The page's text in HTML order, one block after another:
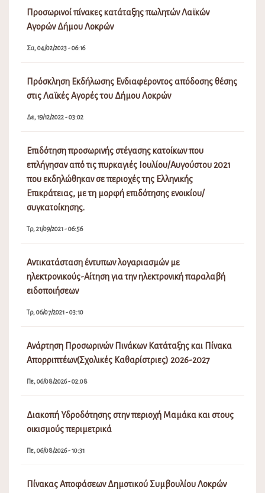
Προσωρινοί πίνακες κατάταξης πωλητών Λαϊκών
Αγορών Δήμου Λοκρών
Σα, 04/02/2023 - 06:16
Πρόσκληση Εκδήλωσης Ενδιαφέροντος απόδοσης θέσης
στις Λαϊκές Αγορές του Δήμου Λοκρών
Δε, 19/12/2022 - 03:02
Επιδότηση προσωρινής στέγασης κατοίκων που
επλήγησαν από τις πυρκαγιές Ιουλίου/Αυγούστου 2021
που εκδηλώθηκαν σε περιοχές της Ελληνικής
Επικράτειας, με τη μορφή επιδότησης ενοικίου/
συγκατοίκησης.
Τρ, 21/09/2021 - 06:56
Αντικατάσταση έντυπων λογαριασμών με
ηλεκτρονικούς-Αίτηση για την ηλεκτρονική παραλαβή
ειδοποιήσεων
Τρ, 06/07/2021 - 03:10
Ανάρτηση Προσωρινών Πινάκων Κατάταξης και Πίνακα
Απορριπτέων(Σχολικές Καθαρίστριες) 2026-2027
Πε, 06/08/2026 - 02:08
Διακοπή Υδροδότησης στην περιοχή Μαμάκα και στους
οικισμούς περιμετρικά
Πε, 06/08/2026 - 10:31
Πίνακας Αποφάσεων Δημοτικού Συμβουλίου Λοκρών